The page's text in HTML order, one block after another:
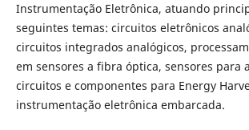
Instrumentação Eletrônica, atuando
seguintes temas: circuitos eletrônicos
circuitos integrados analógicos,
em sensores a fibra óptica, sensores para
circuitos e componentes para Energy
instrumentação eletrônica embarcada.